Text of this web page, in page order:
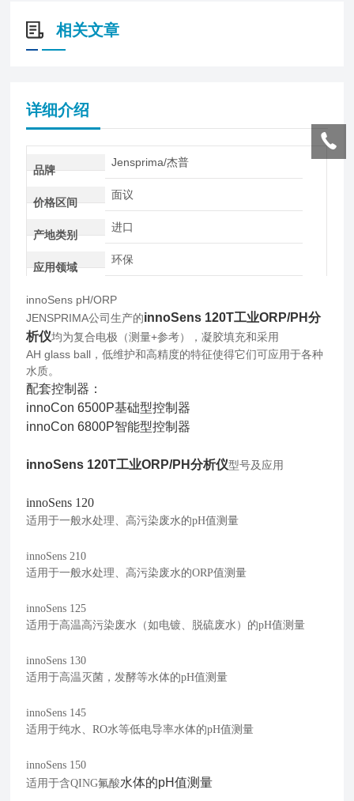
相关文章
详细介绍
品牌
Jensprima/杰普
价格区间
面议
产地类别
进口
应用领域
环保
innoSens pH/ORP
JENSPRIMA公司生产的innoSens 120T工业ORP/PH分
析仪均为复合电极（测量+参考），凝胶填充和采用
AH glass ball，低维护和高精度的特征使得它们可应用于各种
水质。
配套控制器：
innoCon 6500P基础型控制器
innoCon 6800P智能型控制器
innoSens 120T工业ORP/PH分析仪型号及应用
innoSens 120
适用于一般水处理、高污染废水的pH值测量
innoSens 210
适用于一般水处理、高污染废水的ORP值测量
innoSens 125
适用于高温高污染废水（如电镀、脱硫废水）的pH值测量
innoSens 130
适用于高温灭菌，发酵等水体的pH值测量
innoSens 145
适用于纯水、RO水等低电导率水体的pH值测量
innoSens 150
适用于含QING氟酸水体的pH值测量